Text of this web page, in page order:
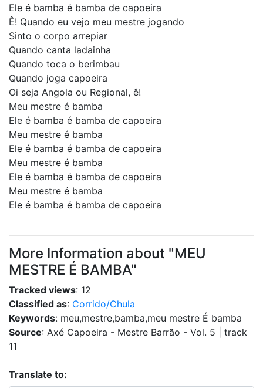
Ele é bamba é bamba de capoeira
Ê! Quando eu vejo meu mestre jogando
Sinto o corpo arrepiar
Quando canta ladainha
Quando toca o berimbau
Quando joga capoeira
Oi seja Angola ou Regional, ê!
Meu mestre é bamba
Ele é bamba é bamba de capoeira
Meu mestre é bamba
Ele é bamba é bamba de capoeira
Meu mestre é bamba
Ele é bamba é bamba de capoeira
Meu mestre é bamba
Ele é bamba é bamba de capoeira
More Information about "MEU
MESTRE É BAMBA"
Tracked views: 12
Classified as: Corrido/Chula
Keywords: meu,mestre,bamba,meu mestre É bamba
Source: Axé Capoeira - Mestre Barrão - Vol. 5 | track
11
Translate to: